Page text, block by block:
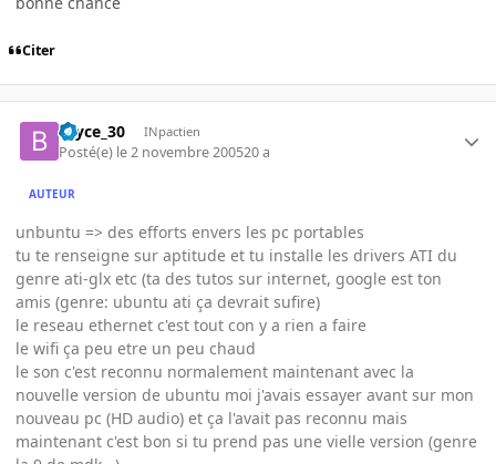
Citer
bryce_30 INpactien
Posté(e) le 2 novembre 200520 a
AUTEUR
unbuntu => des efforts envers les pc portables
tu te renseigne sur aptitude et tu installe les drivers ATI du
genre ati-glx etc (ta des tutos sur internet, google est ton
amis (genre: ubuntu ati ça devrait sufire)
le reseau ethernet c'est tout con y a rien a faire
le wifi ça peu etre un peu chaud
le son c'est reconnu normalement maintenant avec la
nouvelle version de ubuntu moi j'avais essayer avant sur mon
nouveau pc (HD audio) et ça l'avait pas reconnu mais
maintenant c'est bon si tu prend pas une vielle version (genre